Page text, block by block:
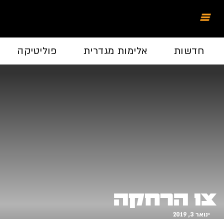
חדשות אלימות מגדרית פוליטיקה
צו הרחקה
ינואר 3, 2019